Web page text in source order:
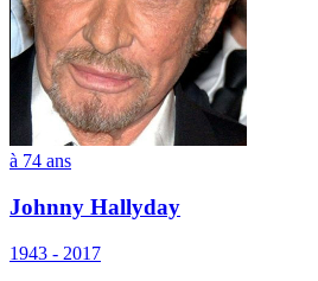
à 74 ans
Johnny Hallyday
1943 - 2017